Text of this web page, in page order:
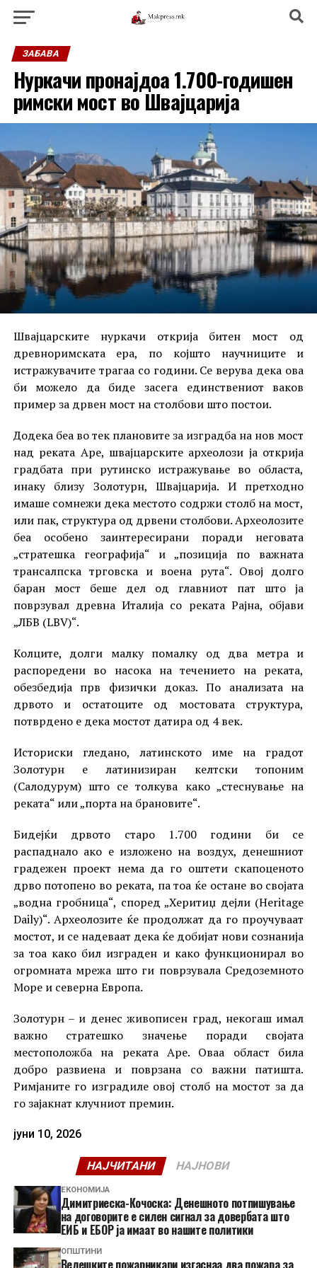
ЗАБАВА
Нуркачи пронајдоа 1.700-годишен
римски мост во Швајцарија
Швајцарските нуркачи открија битен мост од
древноримската ера, по којшто научниците и
истражувачите трагаа со години. Се верува дека ова
би можело да биде засега единствениот ваков
пример за дрвен мост на столбови што постои.
Додека беа во тек плановите за изградба на нов мост
над реката Аре, швајцарските археолози ја открија
градбата при рутинско истражување во областа,
инаку близу Золотурн, Швајцарија. И претходно
имаше сомнежи дека местото содржи столб на мост,
или пак, структура од дрвени столбови. Археолозите
беа особено заинтересирани поради неговата
„стратешка географија“ и „позиција по важната
трансалпска трговска и воена рута“. Овој долго
баран мост беше дел од главниот пат што ја
поврзувал древна Италија со реката Рајна, објави
„ЛБВ (LBV)“.
Колците, долги малку помалку од два метра и
распоредени во насока на течението на реката,
обезбедија прв физички доказ. По анализата на
дрвото и остатоците од мостовата структура,
потврдено е дека мостот датира од 4 век.
Историски гледано, латинското име на градот
Золотурн е латинизиран келтски топоним
(Салодурум) што се толкува како „стеснување на
реката“ или „порта на брановите“.
Бидејќи дрвото старо 1.700 години би се
распаднало ако е изложено на воздух, денешниот
градежен проект нема да го оштети скапоценото
дрво потопено во реката, па тоа ќе остане во својата
„водна гробница“, според „Херитиџ дејли (Heritage
Daily)“. Археолозите ќе продолжат да го проучуваат
мостот, и се надеваат дека ќе добијат нови сознанија
за тоа како бил изграден и како функционирал во
огромната мрежа што ги поврзувала Средоземното
Море и северна Европа.
Золотурн – и денес живописен град, некогаш имал
важно стратешко значење поради својата
местоположба на реката Аре. Оваа област била
добро развиена и поврзана со важни патишта.
Римјаните го изградиле овој столб на мостот за да
го зајакнат клучниот премин.
јуни 10, 2026
НАЈЧИТАНИ НАЈНОВИ
ЕКОНОМИЈА
Димитриеска-Кочоска: Денешното потпишување
на договорите е силен сигнал за довербата што
ЕИБ и ЕБОР ја имаат во нашите политики
ОПШТИНИ
Велешките пожарникари изгаснаа два пожара за